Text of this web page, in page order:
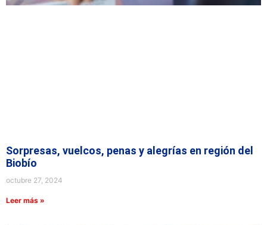
Sorpresas, vuelcos, penas y alegrías en región del
Biobío
octubre 27, 2024
Leer más »